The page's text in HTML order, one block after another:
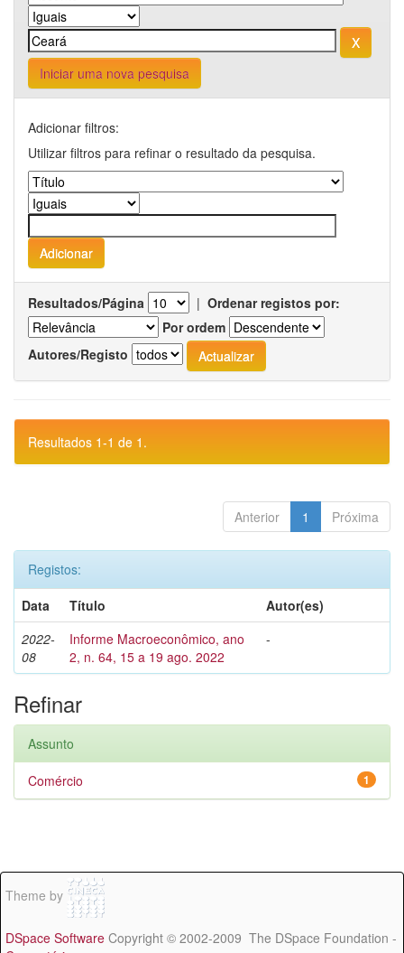
Iniciar uma nova pesquisa
Adicionar filtros:
Utilizar filtros para refinar o resultado da pesquisa.
Resultados/Página | Ordenar registos por:
Por ordem
Autores/Registo
Resultados 1-1 de 1.
Anterior 1 Próxima
Registos:
Data
Título
Autor(es)
2022-
08
Informe Macroeconômico, ano
2, n. 64, 15 a 19 ago. 2022
-
Refinar
Assunto
1
Comércio
Theme by
DSpace Software Copyright © 2002-2009 The DSpace Foundation -